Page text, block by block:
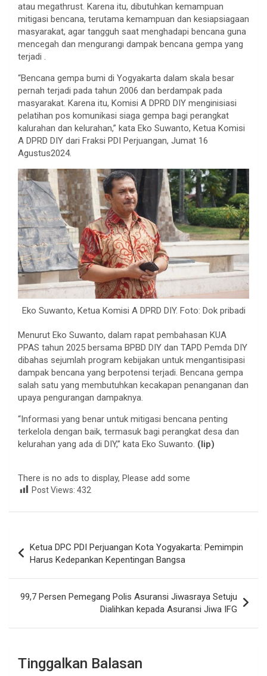
atau megathrust. Karena itu, dibutuhkan kemampuan
mitigasi bencana, terutama kemampuan dan kesiapsiagaan
masyarakat, agar tangguh saat menghadapi bencana guna
mencegah dan mengurangi dampak bencana gempa yang
terjadi .
“Bencana gempa bumi di Yogyakarta dalam skala besar
pernah terjadi pada tahun 2006 dan berdampak pada
masyarakat. Karena itu, Komisi A DPRD DIY menginisiasi
pelatihan pos komunikasi siaga gempa bagi perangkat
kalurahan dan kelurahan,” kata Eko Suwanto, Ketua Komisi
A DPRD DIY dari Fraksi PDI Perjuangan, Jumat 16
Agustus2024.
Eko Suwanto, Ketua Komisi A DPRD DIY. Foto: Dok pribadi
Menurut Eko Suwanto, dalam rapat pembahasan KUA
PPAS tahun 2025 bersama BPBD DIY dan TAPD Pemda DIY
dibahas sejumlah program kebijakan untuk mengantisipasi
dampak bencana yang berpotensi terjadi. Bencana gempa
salah satu yang membutuhkan kecakapan penanganan dan
upaya pengurangan dampaknya.
“Informasi yang benar untuk mitigasi bencana penting
terkelola dengan baik, termasuk bagi perangkat desa dan
kelurahan yang ada di DIY,” kata Eko Suwanto. (lip)
There is no ads to display, Please add some
Post Views: 432
pos
Ketua DPC PDI Perjuangan Kota Yogyakarta: Pemimpin
Harus Kedepankan Kepentingan Bangsa
99,7 Persen Pemegang Polis Asuransi Jiwasraya Setuju
Dialihkan kepada Asuransi Jiwa IFG
Tinggalkan Balasan